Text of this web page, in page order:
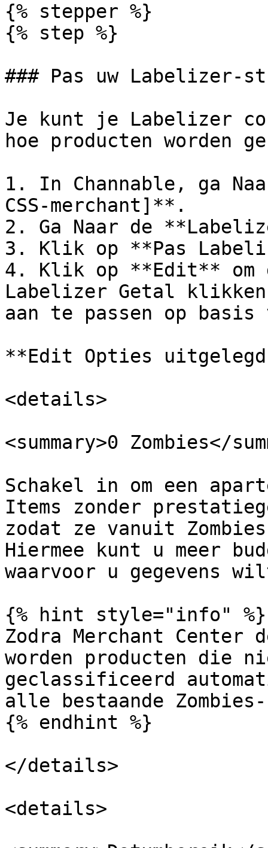
{% stepper %}
{% step %}
### Pas uw Labelizer-
Je kunt je Labelizer
hoe producten worden
1. In Channable, ga
CSS-merchant]**.
2. Ga Naar de
3. Klik op **Pas
4. Klik op **Edit** om
Labelizer Getal
aan te passen op
**Edit Opties
<details>
<summary>0 Zombies</
Schakel in om een
Items zonder
zodat ze vanuit
Hiermee kunt u meer
waarvoor u gegevens
{% hint style="info" %}
Zodra Merchant
worden producten die
geclassificeerd
alle bestaande Zombies-
{% endhint %}
</details>
<details>